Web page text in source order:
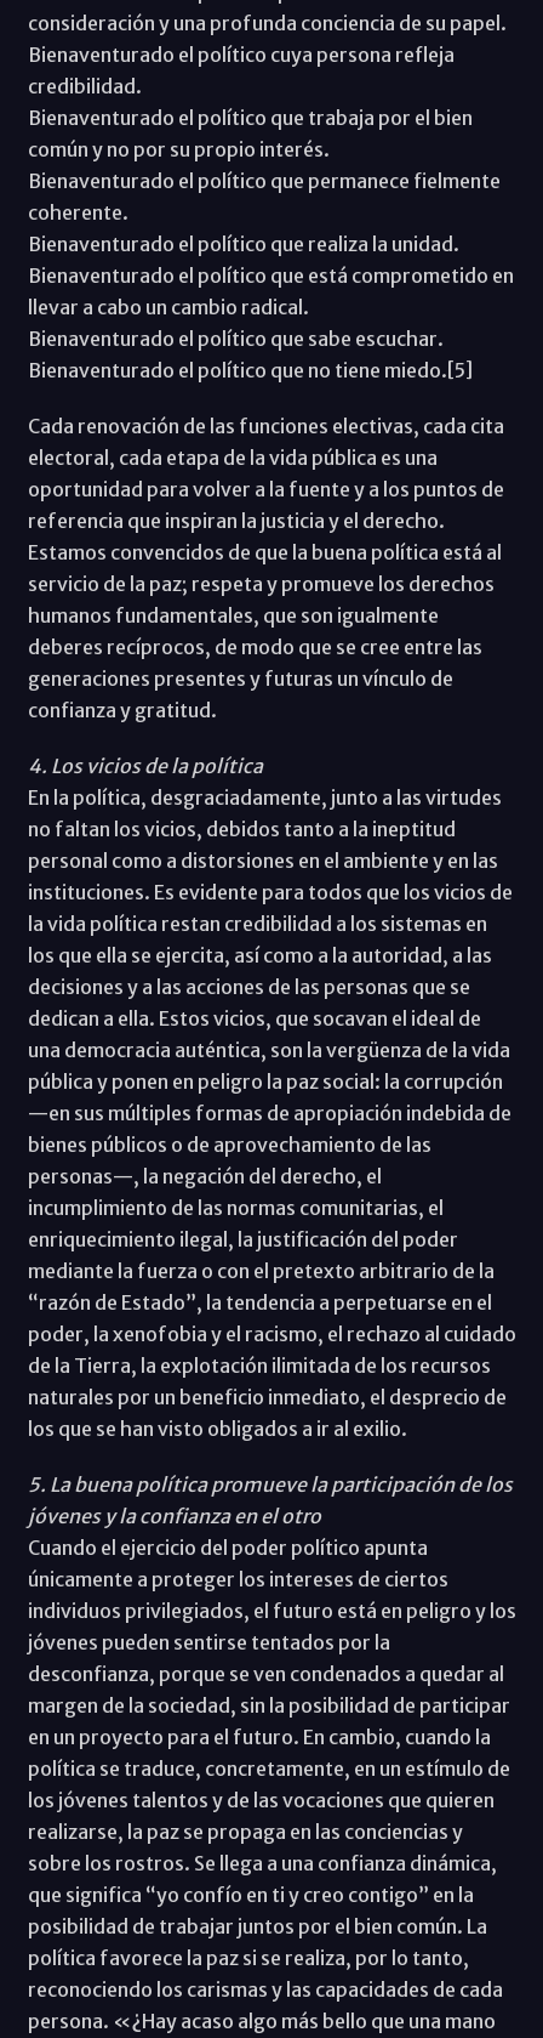
consideración y una profunda conciencia de su papel.
Bienaventurado el político cuya persona refleja
credibilidad.
Bienaventurado el político que trabaja por el bien
común y no por su propio interés.
Bienaventurado el político que permanece fielmente
coherente.
Bienaventurado el político que realiza la unidad.
Bienaventurado el político que está comprometido en
llevar a cabo un cambio radical.
Bienaventurado el político que sabe escuchar.
Bienaventurado el político que no tiene miedo.[5]
Cada renovación de las funciones electivas, cada cita
electoral, cada etapa de la vida pública es una
oportunidad para volver a la fuente y a los puntos de
referencia que inspiran la justicia y el derecho.
Estamos convencidos de que la buena política está al
servicio de la paz; respeta y promueve los derechos
humanos fundamentales, que son igualmente
deberes recíprocos, de modo que se cree entre las
generaciones presentes y futuras un vínculo de
confianza y gratitud.
4. Los vicios de la política
En la política, desgraciadamente, junto a las virtudes
no faltan los vicios, debidos tanto a la ineptitud
personal como a distorsiones en el ambiente y en las
instituciones. Es evidente para todos que los vicios de
la vida política restan credibilidad a los sistemas en
los que ella se ejercita, así como a la autoridad, a las
decisiones y a las acciones de las personas que se
dedican a ella. Estos vicios, que socavan el ideal de
una democracia auténtica, son la vergüenza de la vida
pública y ponen en peligro la paz social: la corrupción
—en sus múltiples formas de apropiación indebida de
bienes públicos o de aprovechamiento de las
personas—, la negación del derecho, el
incumplimiento de las normas comunitarias, el
enriquecimiento ilegal, la justificación del poder
mediante la fuerza o con el pretexto arbitrario de la
“razón de Estado”, la tendencia a perpetuarse en el
poder, la xenofobia y el racismo, el rechazo al cuidado
de la Tierra, la explotación ilimitada de los recursos
naturales por un beneficio inmediato, el desprecio de
los que se han visto obligados a ir al exilio.
5. La buena política promueve la participación de los
jóvenes y la confianza en el otro
Cuando el ejercicio del poder político apunta
únicamente a proteger los intereses de ciertos
individuos privilegiados, el futuro está en peligro y los
jóvenes pueden sentirse tentados por la
desconfianza, porque se ven condenados a quedar al
margen de la sociedad, sin la posibilidad de participar
en un proyecto para el futuro. En cambio, cuando la
política se traduce, concretamente, en un estímulo de
los jóvenes talentos y de las vocaciones que quieren
realizarse, la paz se propaga en las conciencias y
sobre los rostros. Se llega a una confianza dinámica,
que significa “yo confío en ti y creo contigo” en la
posibilidad de trabajar juntos por el bien común. La
política favorece la paz si se realiza, por lo tanto,
reconociendo los carismas y las capacidades de cada
persona. «¿Hay acaso algo más bello que una mano